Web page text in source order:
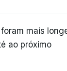
mais
ao próximo